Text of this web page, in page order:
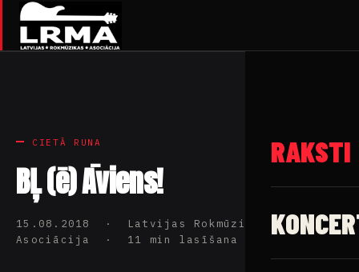
RAKSTI
CIETĀ RUNA
BĻ (ē) Āviens!
15.08.2018 · Latvijas Rokmūzikas
Asociācija · 11 min lasīšana